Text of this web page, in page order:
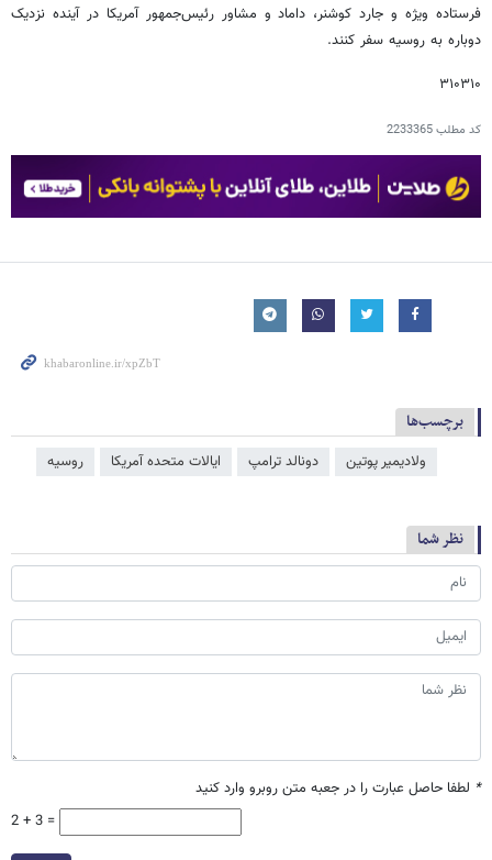
فرستاده ویژه و جارد کوشنر، داماد و مشاور رئیس‌جمهور آمریکا در آینده نزدیک
دوباره به روسیه سفر کنند.
۳۱۰۳۱۰
کد مطلب2233365
برچسب‌ها
ولادیمیر پوتین دونالد ترامپ ایالات متحده آمریکا روسیه
نظر شما
* لطفا حاصل عبارت را در جعبه متن روبرو وارد کنید
2 + 3 =